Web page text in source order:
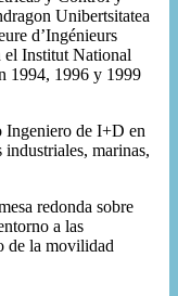
Unibertsitatea
d’Ingénieurs
el Institut National
1994, 1996 y 1999
Ingeniero de I+D en
marinas,
redonda sobre
a las
de la movilidad